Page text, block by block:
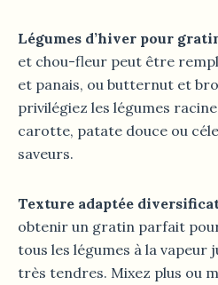
Légumes d’hiver pour
et chou-fleur peut être
et panais, ou butternut et
privilégiez les légumes
carotte, patate douce ou
saveurs.
Texture adaptée
obtenir un gratin parfait
tous les légumes à la vapeur
très tendres. Mixez plus ou